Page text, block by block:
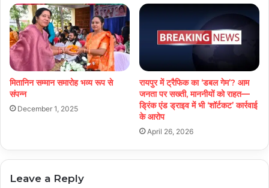
मितानिन सम्मान समारोह भव्य रूप से
संपन्न
December 1, 2025
रायपुर में ट्रैफिक का ‘डबल गेम’? आम
जनता पर सख्ती, माननीयों को राहत—
ड्रिंक एंड ड्राइव में भी ‘शॉर्टकट’ कार्रवाई
के आरोप
April 26, 2026
Leave a Reply